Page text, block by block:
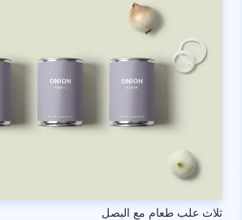
ثلاث علب طعام مع البصل